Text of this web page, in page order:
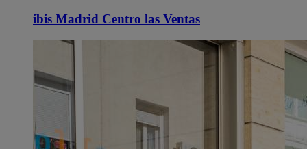
ibis Madrid Centro las Ventas